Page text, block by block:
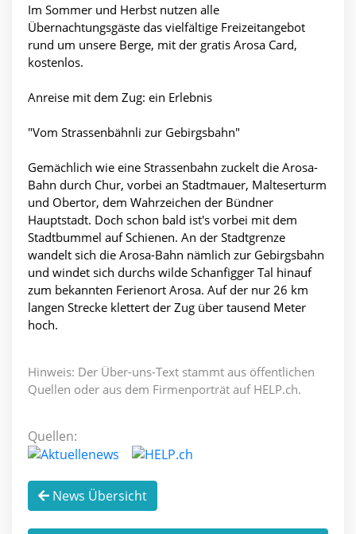
Im Sommer und Herbst nutzen alle
Übernachtungsgäste das vielfältige Freizeitangebot
rund um unsere Berge, mit der gratis Arosa Card,
kostenlos.
Anreise mit dem Zug: ein Erlebnis
"Vom Strassenbähnli zur Gebirgsbahn"
Gemächlich wie eine Strassenbahn zuckelt die Arosa-
Bahn durch Chur, vorbei an Stadtmauer, Malteserturm
und Obertor, dem Wahrzeichen der Bündner
Hauptstadt. Doch schon bald ist's vorbei mit dem
Stadtbummel auf Schienen. An der Stadtgrenze
wandelt sich die Arosa-Bahn nämlich zur Gebirgsbahn
und windet sich durchs wilde Schanfigger Tal hinauf
zum bekannten Ferienort Arosa. Auf der nur 26 km
langen Strecke klettert der Zug über tausend Meter
hoch.
Hinweis: Der Über-uns-Text stammt aus öffentlichen
Quellen oder aus dem Firmenporträt auf HELP.ch.
Quellen:
News Übersicht